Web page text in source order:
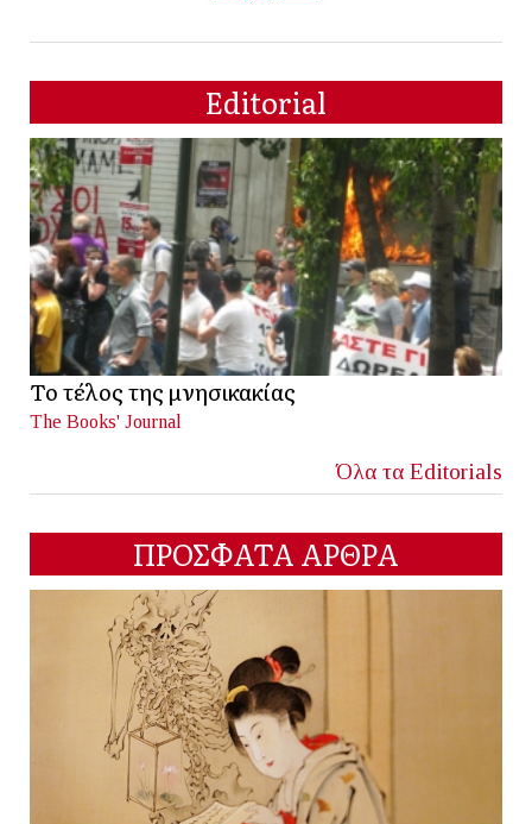
Editorial
Το τέλος της μνησικακίας
The Books' Journal
Όλα τα Editorials
ΠΡΟΣΦΑΤΑ ΑΡΘΡΑ